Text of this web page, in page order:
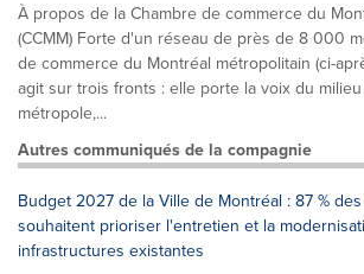
À propos de la Chambre de commerce du
(CCMM) Forte d'un réseau de près de 8 000
de commerce du Montréal métropolitain (ci-
agit sur trois fronts : elle porte la voix du
métropole,...
Autres communiqués de la compagnie
Budget 2027 de la Ville de Montréal : 87 %
souhaitent prioriser l'entretien et la
infrastructures existantes